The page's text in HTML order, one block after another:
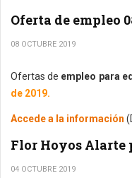
Oferta de empleo
08 OCTUBRE 2019
Ofertas de empleo para
de 2019.
Accede a la información
Flor Hoyos Alarte
04 OCTUBRE 2019